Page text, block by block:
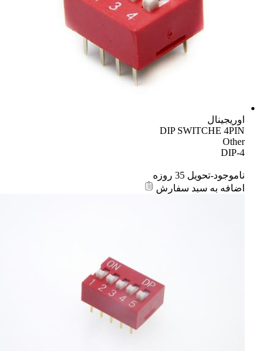
اوریجینال
DIP SWITCHE 4PIN
Other
DIP-4
ناموجود-تحویل 35 روزه
اضافه به سبد سفارش